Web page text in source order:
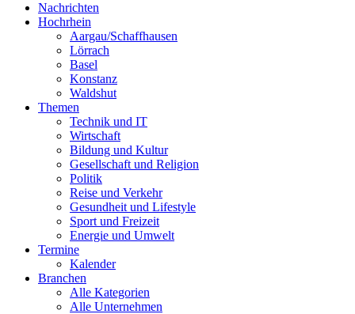
Nachrichten
Hochrhein
Aargau/Schaffhausen
Lörrach
Basel
Konstanz
Waldshut
Themen
Technik und IT
Wirtschaft
Bildung und Kultur
Gesellschaft und Religion
Politik
Reise und Verkehr
Gesundheit und Lifestyle
Sport und Freizeit
Energie und Umwelt
Termine
Kalender
Branchen
Alle Kategorien
Alle Unternehmen